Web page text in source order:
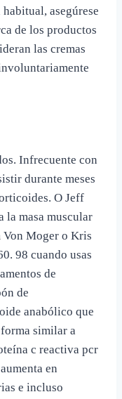
asegúrese
de los productos
las cremas
Infrecuente con
durante meses
O Jeff
la masa muscular
Moger o Kris
98 cuando usas
de
de
anabólico que
similar a
c reactiva pcr
en
e incluso